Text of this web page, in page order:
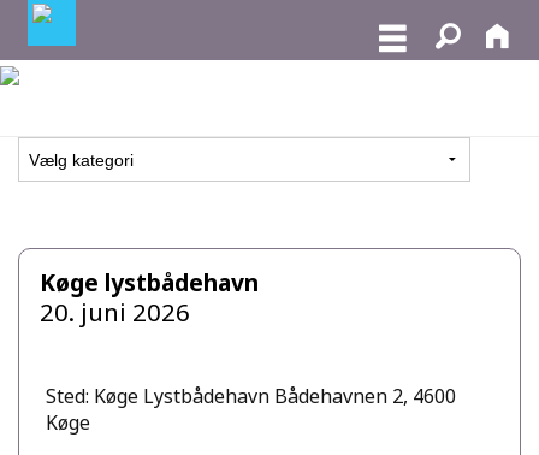
Køge lystbådehavn
20. juni 2026
Sted: Køge Lystbådehavn Bådehavnen 2, 4600
Køge